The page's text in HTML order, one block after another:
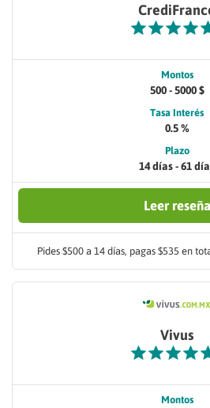
Montos
500 - 5000 $
Tasa Interés
0.5 %
Plazo
14 días - 61
Leer reseña
Pides $500 a 14 días, pagas $535 en
Vivus
Montos